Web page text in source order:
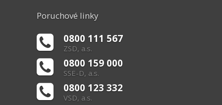
Poruchové linky
0800 111 567
ZSD, a.s.
0800 159 000
SSE-D, a.s.
0800 123 332
VSD, a.s.